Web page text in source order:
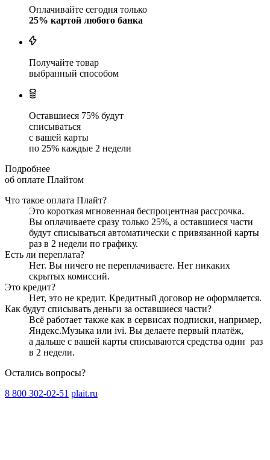
Оплачивайте сегодня только
25% картой любого банка
Получайте товар
выбранный способом
Оставшиеся 75% будут
списываться
с вашей карты
по 25% каждые 2 недели
Подробнее
об оплате Плайтом
Что такое оплата Плайт?
Это короткая мгновенная беспроцентная рассрочка.
Вы оплачиваете сразу только 25%, а оставшиеся части
будут списываться автоматически с привязанной карты
раз в 2 недели по графику.
Есть ли переплата?
Нет. Вы ничего не переплачиваете. Нет никаких
скрытых комиссий.
Это кредит?
Нет, это не кредит. Кредитный договор не оформляется.
Как будут списывать деньги за оставшиеся части?
Всё работает также как в сервисах подписки, например,
Яндекс.Музыка или ivi. Вы делаете первый платёж,
а дальше с вашей карты списываются средства один раз
в 2 недели.
Остались вопросы?
8 800 302-02-51 plait.ru